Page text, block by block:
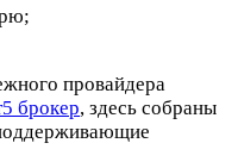
провайдера
брокер, здесь собраны